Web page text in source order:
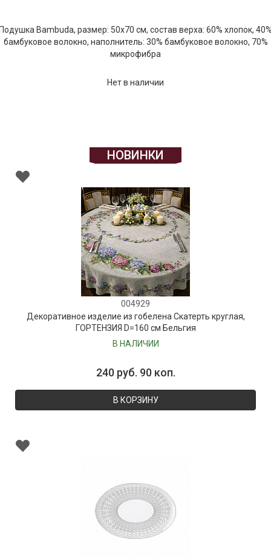
Bambuda, размер: 50х70 см, состав верха: 60% хлопок,
бамбуковое волокно, наполнитель: 30% бамбуковое волокно, 70%
микрофибра
Нет в наличии
НОВИНКИ
004929
Декоративное изделие из гобелена Скатерть круглая,
ГОРТЕНЗИЯ D=160 см Бельгия
В НАЛИЧИИ
240 руб. 90 коп.
В КОРЗИНУ